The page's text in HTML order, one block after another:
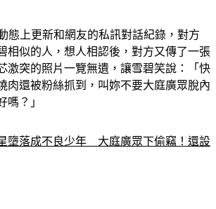
相似的人，想人相認後，對方又傳了一張
激突的照片一覽無遺，讓雪碧笑說：「快
肉還被粉絲抓到，叫妳不要大庭廣眾脫內
嗎？」